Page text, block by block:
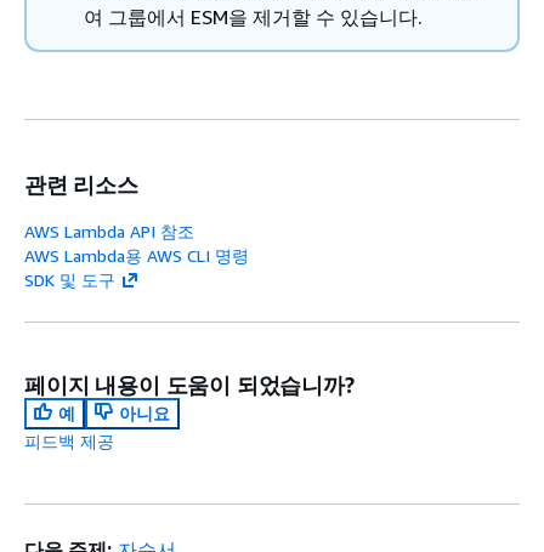
여 그룹에서 ESM을 제거할 수 있습니다.
관련 리소스
AWS Lambda API 참조
AWS Lambda용 AWS CLI 명령
SDK 및 도구
페이지 내용이 도움이 되었습니까?
예
아니요
피드백 제공